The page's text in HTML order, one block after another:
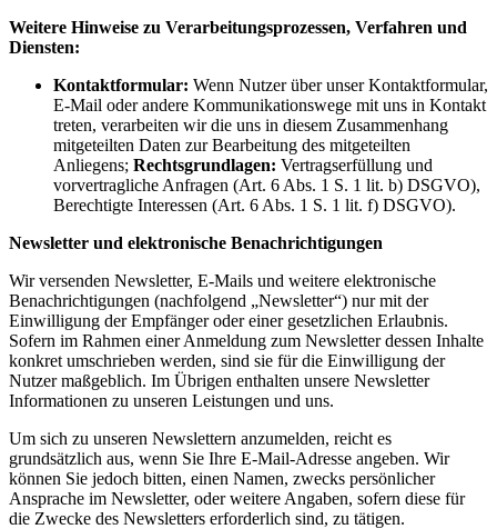
Weitere Hinweise zu Verarbeitungsprozessen, Verfahren und
Diensten:
Kontaktformular: Wenn Nutzer über unser Kontaktformular,
E-Mail oder andere Kommunikationswege mit uns in Kontakt
treten, verarbeiten wir die uns in diesem Zusammenhang
mitgeteilten Daten zur Bearbeitung des mitgeteilten
Anliegens; Rechtsgrundlagen: Vertragserfüllung und
vorvertragliche Anfragen (Art. 6 Abs. 1 S. 1 lit. b) DSGVO),
Berechtigte Interessen (Art. 6 Abs. 1 S. 1 lit. f) DSGVO).
Newsletter und elektronische Benachrichtigungen
Wir versenden Newsletter, E-Mails und weitere elektronische
Benachrichtigungen (nachfolgend „Newsletter“) nur mit der
Einwilligung der Empfänger oder einer gesetzlichen Erlaubnis.
Sofern im Rahmen einer Anmeldung zum Newsletter dessen Inhalte
konkret umschrieben werden, sind sie für die Einwilligung der
Nutzer maßgeblich. Im Übrigen enthalten unsere Newsletter
Informationen zu unseren Leistungen und uns.
Um sich zu unseren Newslettern anzumelden, reicht es
grundsätzlich aus, wenn Sie Ihre E-Mail-Adresse angeben. Wir
können Sie jedoch bitten, einen Namen, zwecks persönlicher
Ansprache im Newsletter, oder weitere Angaben, sofern diese für
die Zwecke des Newsletters erforderlich sind, zu tätigen.